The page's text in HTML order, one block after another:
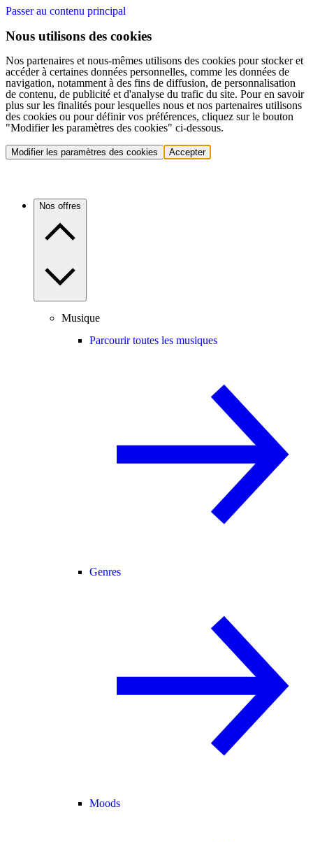
Passer au contenu principal
Nous utilisons des cookies
Nos partenaires et nous-mêmes utilisons des cookies pour stocker et
accéder à certaines données personnelles, comme les données de
navigation, notamment à des fins de diffusion, de personnalisation
de contenu, de publicité et d'analyse du trafic du site. Pour en savoir
plus sur les finalités pour lesquelles nous et nos partenaires utilisons
des cookies ou pour définir vos préférences, cliquez sur le bouton
"Modifier les paramètres des cookies" ci-dessous.
Modifier les paramètres des cookies Accepter
Nos offres
Musique
Parcourir toutes les musiques
Genres
Moods